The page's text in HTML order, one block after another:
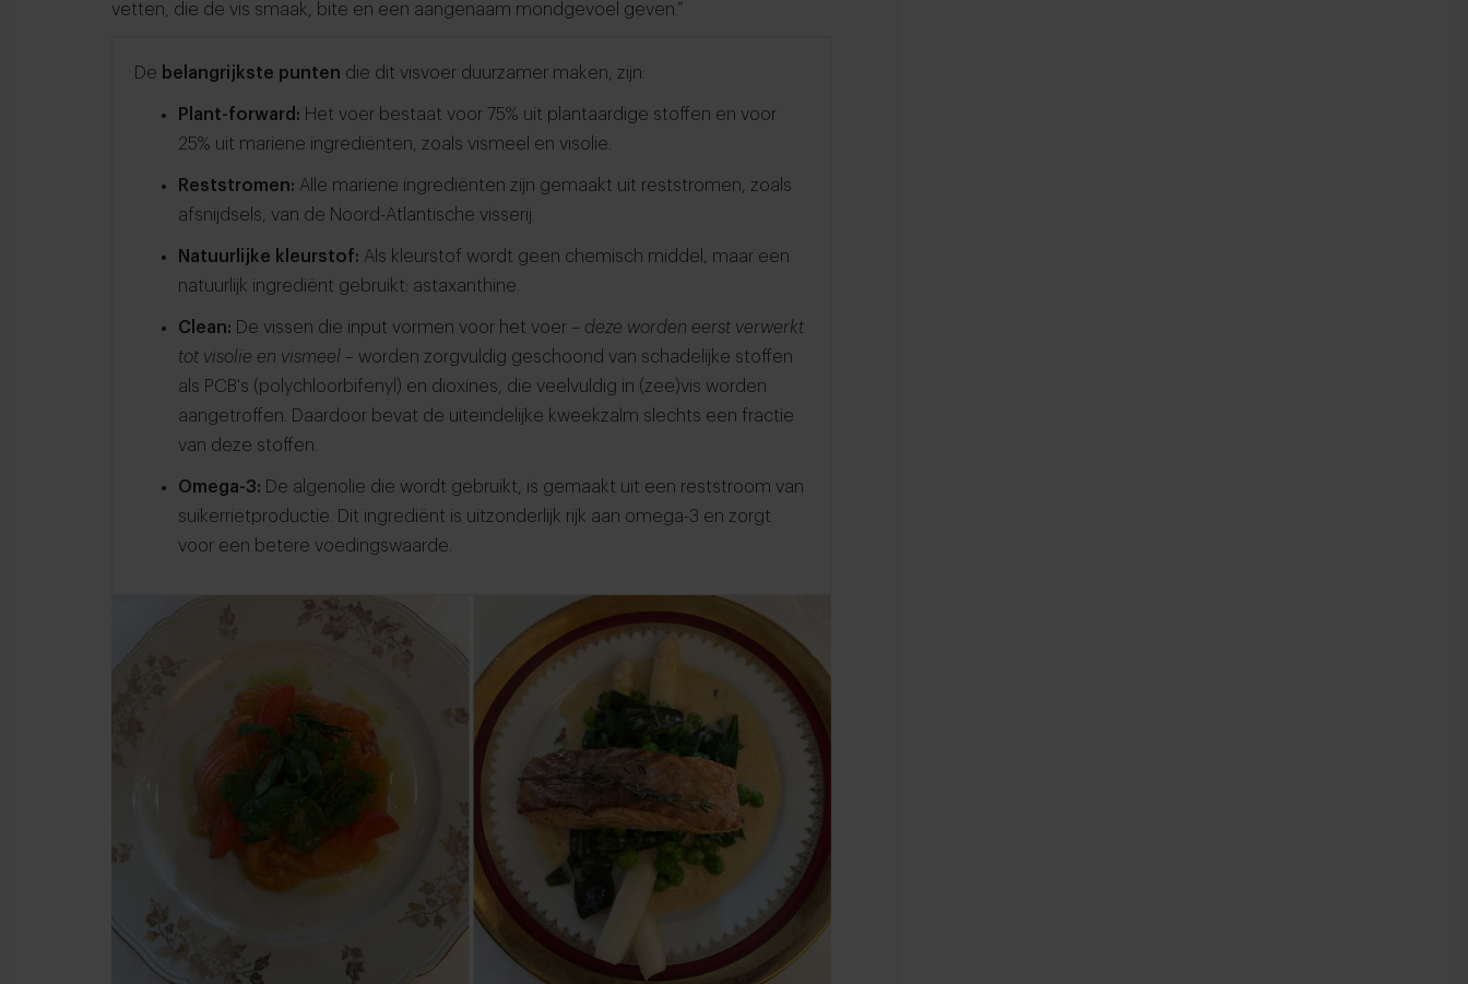
vetten, die de vis smaak, bite en een aangenaam mondgevoel geven.”
De belangrijkste punten die dit visvoer duurzamer maken, zijn:
Plant-forward: Het voer bestaat voor 75% uit plantaardige stoffen en voor
25% uit mariene ingrediënten, zoals vismeel en visolie.
Reststromen: Alle mariene ingrediënten zijn gemaakt uit reststromen, zoals
afsnijdsels, van de Noord-Atlantische visserij.
Natuurlijke kleurstof: Als kleurstof wordt geen chemisch middel, maar een
natuurlijk ingrediënt gebruikt: astaxanthine.
Clean: De vissen die input vormen voor het voer – deze worden eerst verwerkt
tot visolie en vismeel – worden zorgvuldig geschoond van schadelijke stoffen
als PCB's (polychloorbifenyl) en dioxines, die veelvuldig in (zee)vis worden
aangetroffen. Daardoor bevat de uiteindelijke kweekzalm slechts een fractie
van deze stoffen.
Omega-3: De algenolie die wordt gebruikt, is gemaakt uit een reststroom van
suikerrietproductie. Dit ingrediënt is uitzonderlijk rijk aan omega-3 en zorgt
voor een betere voedingswaarde.